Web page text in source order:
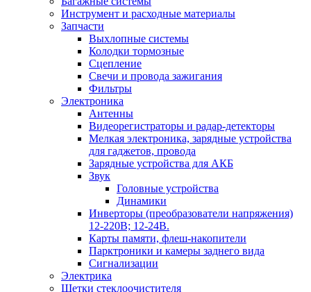
Инструмент и расходные материалы
Запчасти
Выхлопные системы
Колодки тормозные
Сцепление
Свечи и провода зажигания
Фильтры
Электроника
Антенны
Видеорегистраторы и радар-детекторы
Мелкая электроника, зарядные устройства
для гаджетов, провода
Зарядные устройства для АКБ
Звук
Головные устройства
Динамики
Инверторы (преобразователи напряжения)
12-220В; 12-24В.
Карты памяти, флеш-накопители
Парктроники и камеры заднего вида
Сигнализации
Электрика
Щетки стеклоочистителя